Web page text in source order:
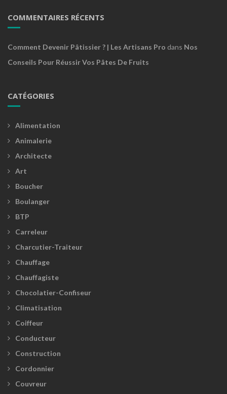
COMMENTAIRES RÉCENTS
Comment Devenir Pâtissier ? | Les Artisans Pro dans Nos
Conseils Pour Réussir Vos Pâtes De Fruits
CATÉGORIES
Alimentation
Animalerie
Architecte
Art
Boucher
Boulanger
BTP
Carreleur
Charcutier-Traiteur
Chauffage
Chauffagiste
Chocolatier-Confiseur
Climatisation
Coiffeur
Conducteur
Construction
Cordonnier
Couvreur